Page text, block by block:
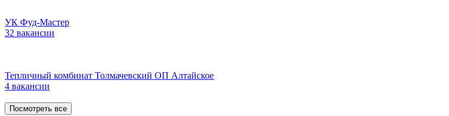
УК Фуд-Мастер
32 вакансии
Тепличный комбинат Толмачевский ОП Алтайское
4 вакансии
Посмотреть все